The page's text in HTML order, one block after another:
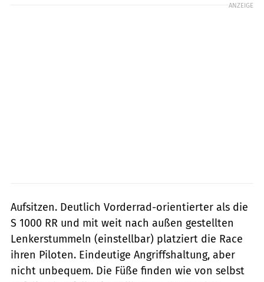
ANZEIGE
Aufsitzen. Deutlich Vorderrad-orientierter als die
S 1000 RR und mit weit nach außen gestellten
Lenkerstummeln (einstellbar) platziert die Race
ihren Piloten. Eindeutige Angriffshaltung, aber
nicht unbequem. Die Füße finden wie von selbst